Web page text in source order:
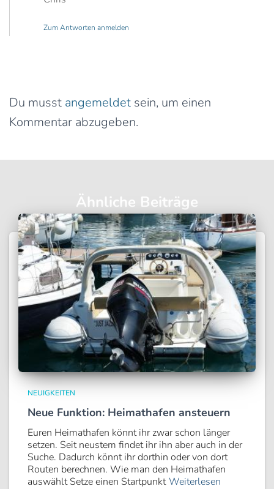
Zum Antworten anmelden
Du musst angemeldet sein, um einen
Kommentar abzugeben.
Ähnliche Beiträge
NEUIGKEITEN
Neue Funktion: Heimathafen ansteuern
Euren Heimathafen könnt ihr zwar schon länger
setzen. Seit neustem findet ihr ihn aber auch in der
Suche. Dadurch könnt ihr dorthin oder von dort
Routen berechnen. Wie man den Heimathafen
auswählt Setze einen Startpunkt Weiterlesen